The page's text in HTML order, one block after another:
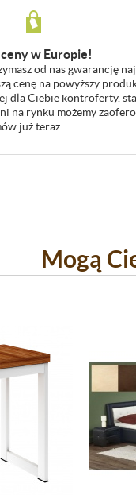
w Europie!
od nas gwarancję
cenę na powyższy
dla Ciebie kontroferty.
na rynku możemy
już teraz.
Mogą